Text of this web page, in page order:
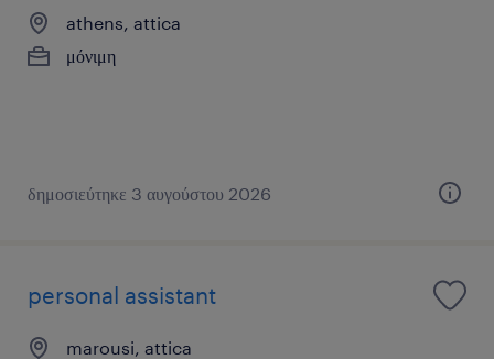
athens, attica
μόνιμη
δημοσιεύτηκε 3 αυγούστου 2026
personal assistant
marousi, attica